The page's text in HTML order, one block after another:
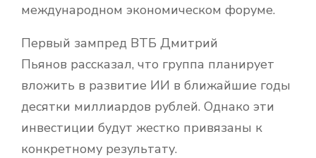
международном экономическом форуме.
Первый зампред ВТБ Дмитрий
Пьянов рассказал, что группа планирует
вложить в развитие ИИ в ближайшие годы
десятки миллиардов рублей. Однако эти
инвестиции будут жестко привязаны к
конкретному результату.